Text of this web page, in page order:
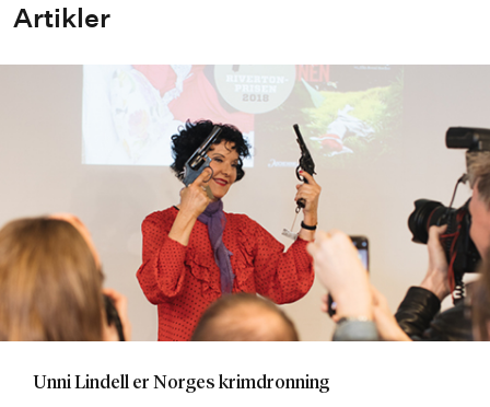
Artikler
Unni Lindell er Norges krimdronning